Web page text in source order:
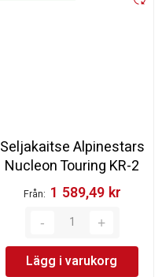
Seljakaitse Alpinestars
Nucleon Touring KR-2
Från 1 589,49 kr‎
Lägg i varukorg